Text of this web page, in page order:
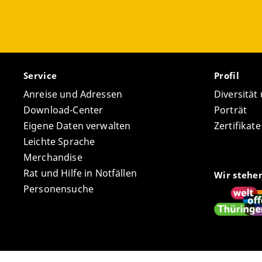
den
2023,
Service
Anreise und Adressen
Download-Center
Eigene Daten verwalten
Leichte Sprache
Merchandise
Rat und Hilfe in Notfällen
Personensuche
Profil
Diversität
Porträt
Wir